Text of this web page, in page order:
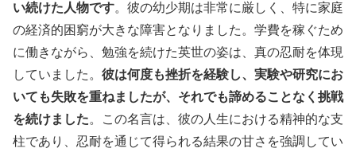
い続けた人物です。彼の幼少期は非常に厳しく、特に家庭
の経済的困窮が大きな障害となりました。学費を稼ぐため
に働きながら、勉強を続けた英世の姿は、真の忍耐を体現
していました。 彼は何度も挫折を経験し、実験や研究にお
いても失敗を重ねましたが、それでも諦めることなく挑戦
を続けました。この名言は、彼の人生における精神的な支
柱であり、忍耐を通じて得られる結果の甘さを強調してい